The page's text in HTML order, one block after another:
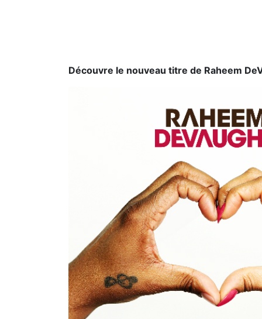
Découvre le nouveau titre de Raheem